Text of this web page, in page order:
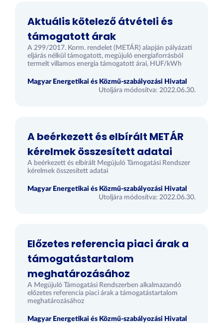
Aktuális kötelező átvételi és
támogatott árak
A 299/2017. Korm. rendelet (METÁR) alapján pályázati
eljárás nélkül támogatott, megújuló energiaforrásból
termelt villamos energia támogatott árai, HUF/kWh
Magyar Energetikai és Közmű-szabályozási Hivatal
Utoljára módosítva: 2022.06.30.
A beérkezett és elbírált METÁR
kérelmek összesített adatai
A beérkezett és elbírált Megújuló Támogatási Rendszer
kérelmek összesített adatai
Magyar Energetikai és Közmű-szabályozási Hivatal
Utoljára módosítva: 2022.06.30.
Előzetes referencia piaci árak a
támogatástartalom
meghatározásához
A Megújuló Támogatási Rendszerben alkalmazandó
előzetes referencia piaci árak a támogatástartalom
meghatározásához
Magyar Energetikai és Közmű-szabályozási Hivatal